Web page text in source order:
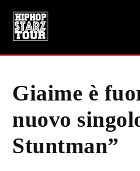
Giaime è
nuovo
Stuntman”